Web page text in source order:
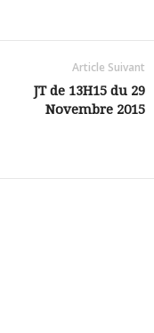
Article Suivant
JT de 13H15 du 29
Novembre 2015